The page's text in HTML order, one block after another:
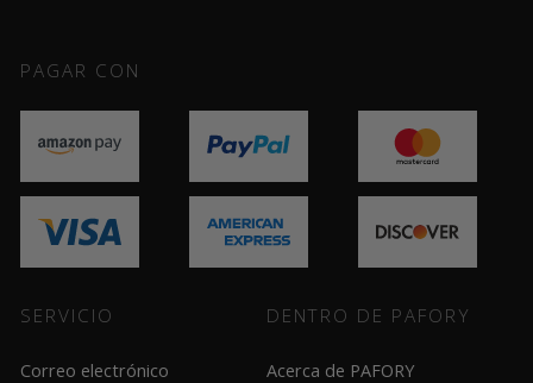
PAGAR CON
SERVICIO
Correo electrónico
DENTRO DE PAFORY
Acerca de PAFORY